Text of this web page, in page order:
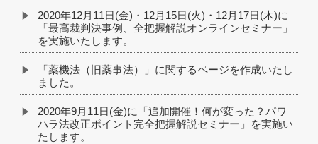
2020年12月11日(金)・12月15日(火)・12月17日(木)に
「最高裁判決事例、全把握解説オンラインセミナー」
を実施いたします。
「薬機法（旧薬事法）」に関するページを作成いたし
ました。
2020年9月11日(金)に「追加開催！何が変った？パワ
ハラ法改正ポイント完全把握解説セミナー」を実施い
たします。